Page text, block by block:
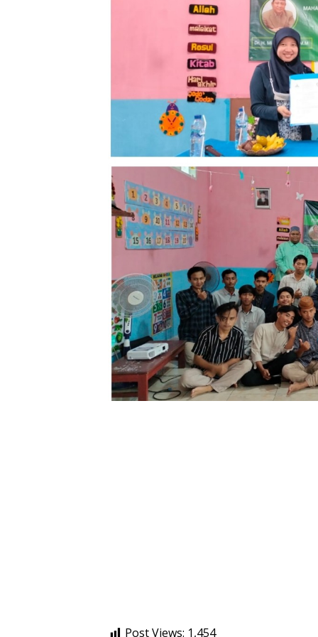
Post Views: 1,454